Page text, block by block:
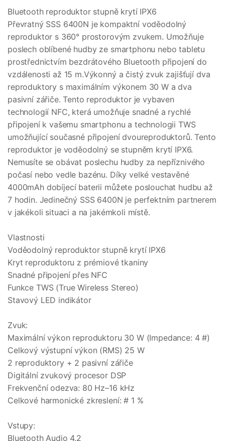
Bluetooth reproduktor stupně krytí IPX6
Převratný SSS 6400N je kompaktní voděodolný
reproduktor s 360° prostorovým zvukem. Umožňuje
poslech oblíbené hudby ze smartphonu nebo tabletu
prostřednictvím bezdrátového Bluetooth připojení do
vzdálenosti až 15 m.Výkonný a čistý zvuk zajišťují dva
reproduktory s maximálním výkonem 30 W a dva
pasivní zářiče. Tento reproduktor je vybaven
technologií NFC, která umožňuje snadné a rychlé
připojení k vašemu smartphonu a technologii TWS
umožňující současné připojení dvoureproduktorů. Tento
reproduktor je voděodolný se stupněm krytí IPX6.
Nemusíte se obávat poslechu hudby za nepříznivého
počasí nebo vedle bazénu. Díky velké vestavěné
4000mAh dobíjecí baterii můžete poslouchat hudbu až
7 hodin. Jedinečný SSS 6400N je perfektním partnerem
v jakékoli situaci a na jakémkoli místě.
Vlastnosti
Voděodolný reproduktor stupně krytí IPX6
Kryt reproduktoru z prémiové tkaniny
Snadné připojení přes NFC
Funkce TWS (True Wireless Stereo)
Stavový LED indikátor
Zvuk:
Maximální výkon reproduktoru 30 W (Impedance: 4 #)
Celkový výstupní výkon (RMS) 25 W
2 reproduktory + 2 pasivní zářiče
Digitální zvukový procesor DSP
Frekvenční odezva: 80 Hz–16 kHz
Celkové harmonické zkreslení: # 1 %
Vstupy:
Bluetooth Audio 4.2